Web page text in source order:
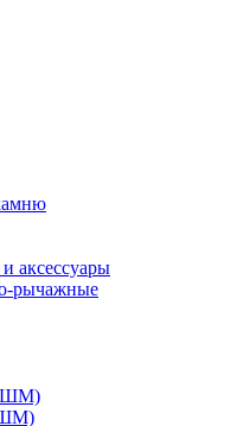
аксессуары
рычажные